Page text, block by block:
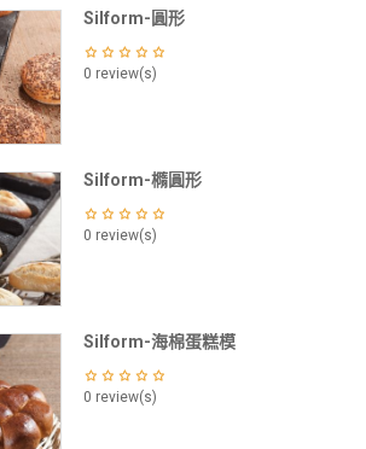
Silform-圓形
0 review(s)
Silform-橢圓形
0 review(s)
Silform-海棉蛋糕模
0 review(s)